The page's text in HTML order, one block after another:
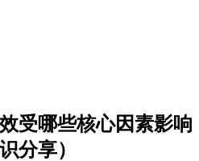
受哪些核心因素影响
分享）